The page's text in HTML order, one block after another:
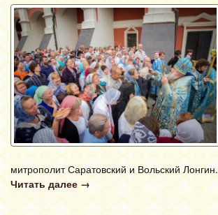
митрополит Саратовский и Вольский Лонгин.
Читать далее →